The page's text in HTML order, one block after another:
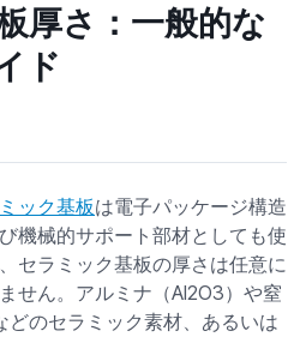
厚さ：一般的な
ド
ック基板は電子パッケージ構造
機械的サポート部材としても使
セラミック基板の厚さは任意に
せん。アルミナ（Al2O3）や窒
どのセラミック素材、あるいは